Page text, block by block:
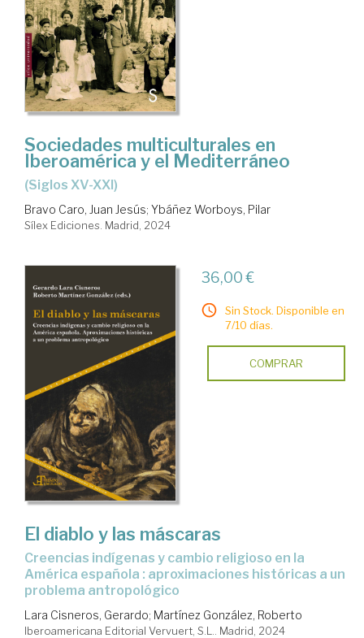
Sociedades multiculturales en
Iberoamérica y el Mediterráneo
(Siglos XV-XXI)
Bravo Caro, Juan Jesús; Ybáñez Worboys, Pilar
Sílex Ediciones. Madrid, 2024
36,00 €
Sin Stock. Disponible en
7/10 días.
COMPRAR
El diablo y las máscaras
creencias indígenas y cambio religioso en la
América española : aproximaciones históricas a un
problema antropológico
Lara Cisneros, Gerardo; Martínez González, Roberto
Iberoamericana Editorial Vervuert, S.L.. Madrid, 2024